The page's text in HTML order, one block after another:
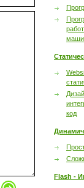
код
Flash -